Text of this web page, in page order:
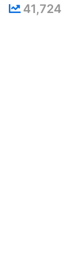
41,724